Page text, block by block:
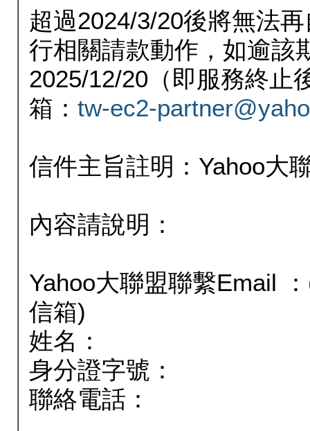
超過2024/3/20後將無法
行相關請款動作，如逾該
2025/12/20（即服務終止
箱： tw-ec2-
信件主旨註明：Yahoo大
內容請說明：
Yahoo大聯盟聯繫Email
信箱)
姓名：
身分證字號：
聯絡電話：